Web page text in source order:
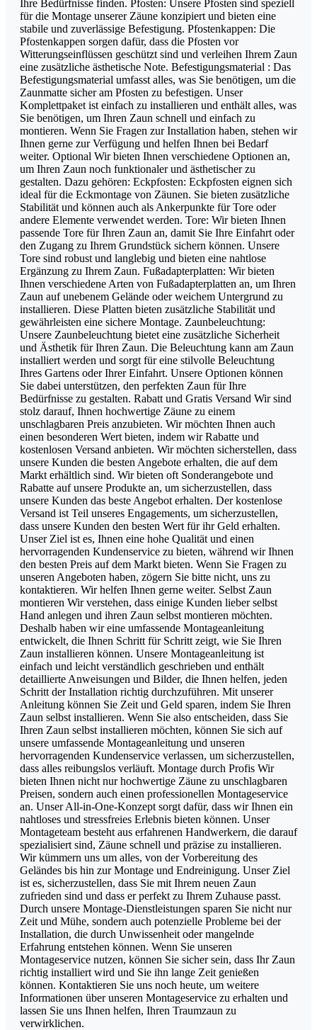
Ihre Bedürfnisse finden. Pfosten: Unsere Pfosten sind speziell
für die Montage unserer Zäune konzipiert und bieten eine
stabile und zuverlässige Befestigung. Pfostenkappen: Die
Pfostenkappen sorgen dafür, dass die Pfosten vor
Witterungseinflüssen geschützt sind und verleihen Ihrem Zaun
eine zusätzliche ästhetische Note. Befestigungsmaterial : Das
Befestigungsmaterial umfasst alles, was Sie benötigen, um die
Zaunmatte sicher am Pfosten zu befestigen. Unser
Komplettpaket ist einfach zu installieren und enthält alles, was
Sie benötigen, um Ihren Zaun schnell und einfach zu
montieren. Wenn Sie Fragen zur Installation haben, stehen wir
Ihnen gerne zur Verfügung und helfen Ihnen bei Bedarf
weiter. Optional Wir bieten Ihnen verschiedene Optionen an,
um Ihren Zaun noch funktionaler und ästhetischer zu
gestalten. Dazu gehören: Eckpfosten: Eckpfosten eignen sich
ideal für die Eckmontage von Zäunen. Sie bieten zusätzliche
Stabilität und können auch als Ankerpunkte für Tore oder
andere Elemente verwendet werden. Tore: Wir bieten Ihnen
passende Tore für Ihren Zaun an, damit Sie Ihre Einfahrt oder
den Zugang zu Ihrem Grundstück sichern können. Unsere
Tore sind robust und langlebig und bieten eine nahtlose
Ergänzung zu Ihrem Zaun. Fußadapterplatten: Wir bieten
Ihnen verschiedene Arten von Fußadapterplatten an, um Ihren
Zaun auf unebenem Gelände oder weichem Untergrund zu
installieren. Diese Platten bieten zusätzliche Stabilität und
gewährleisten eine sichere Montage. Zaunbeleuchtung:
Unsere Zaunbeleuchtung bietet eine zusätzliche Sicherheit
und Ästhetik für Ihren Zaun. Die Beleuchtung kann am Zaun
installiert werden und sorgt für eine stilvolle Beleuchtung
Ihres Gartens oder Ihrer Einfahrt. Unsere Optionen können
Sie dabei unterstützen, den perfekten Zaun für Ihre
Bedürfnisse zu gestalten. Rabatt und Gratis Versand Wir sind
stolz darauf, Ihnen hochwertige Zäune zu einem
unschlagbaren Preis anzubieten. Wir möchten Ihnen auch
einen besonderen Wert bieten, indem wir Rabatte und
kostenlosen Versand anbieten. Wir möchten sicherstellen, dass
unsere Kunden die besten Angebote erhalten, die auf dem
Markt erhältlich sind. Wir bieten oft Sonderangebote und
Rabatte auf unsere Produkte an, um sicherzustellen, dass
unsere Kunden das beste Angebot erhalten. Der kostenlose
Versand ist Teil unseres Engagements, um sicherzustellen,
dass unsere Kunden den besten Wert für ihr Geld erhalten.
Unser Ziel ist es, Ihnen eine hohe Qualität und einen
hervorragenden Kundenservice zu bieten, während wir Ihnen
den besten Preis auf dem Markt bieten. Wenn Sie Fragen zu
unseren Angeboten haben, zögern Sie bitte nicht, uns zu
kontaktieren. Wir helfen Ihnen gerne weiter. Selbst Zaun
montieren Wir verstehen, dass einige Kunden lieber selbst
Hand anlegen und ihren Zaun selbst montieren möchten.
Deshalb haben wir eine umfassende Montageanleitung
entwickelt, die Ihnen Schritt für Schritt zeigt, wie Sie Ihren
Zaun installieren können. Unsere Montageanleitung ist
einfach und leicht verständlich geschrieben und enthält
detaillierte Anweisungen und Bilder, die Ihnen helfen, jeden
Schritt der Installation richtig durchzuführen. Mit unserer
Anleitung können Sie Zeit und Geld sparen, indem Sie Ihren
Zaun selbst installieren. Wenn Sie also entscheiden, dass Sie
Ihren Zaun selbst installieren möchten, können Sie sich auf
unsere umfassende Montageanleitung und unseren
hervorragenden Kundenservice verlassen, um sicherzustellen,
dass alles reibungslos verläuft. Montage durch Profis Wir
bieten Ihnen nicht nur hochwertige Zäune zu unschlagbaren
Preisen, sondern auch einen professionellen Montageservice
an. Unser All-in-One-Konzept sorgt dafür, dass wir Ihnen ein
nahtloses und stressfreies Erlebnis bieten können. Unser
Montageteam besteht aus erfahrenen Handwerkern, die darauf
spezialisiert sind, Zäune schnell und präzise zu installieren.
Wir kümmern uns um alles, von der Vorbereitung des
Geländes bis hin zur Montage und Endreinigung. Unser Ziel
ist es, sicherzustellen, dass Sie mit Ihrem neuen Zaun
zufrieden sind und dass er perfekt zu Ihrem Zuhause passt.
Durch unsere Montage-Dienstleistungen sparen Sie nicht nur
Zeit und Mühe, sondern auch potenzielle Probleme bei der
Installation, die durch Unwissenheit oder mangelnde
Erfahrung entstehen können. Wenn Sie unseren
Montageservice nutzen, können Sie sicher sein, dass Ihr Zaun
richtig installiert wird und Sie ihn lange Zeit genießen
können. Kontaktieren Sie uns noch heute, um weitere
Informationen über unseren Montageservice zu erhalten und
lassen Sie uns Ihnen helfen, Ihren Traumzaun zu
verwirklichen.